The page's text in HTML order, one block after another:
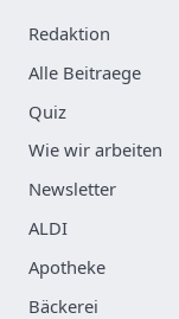
Redaktion
Alle Beitraege
Quiz
Wie wir arbeiten
Newsletter
ALDI
Apotheke
Bäckerei